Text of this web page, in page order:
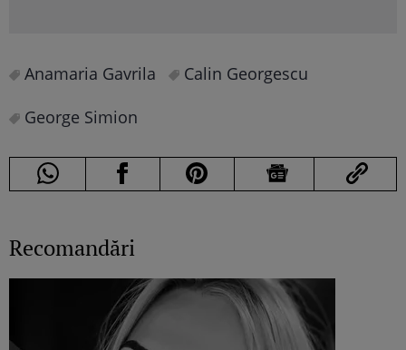
Anamaria Gavrila
Calin Georgescu
George Simion
Recomandări